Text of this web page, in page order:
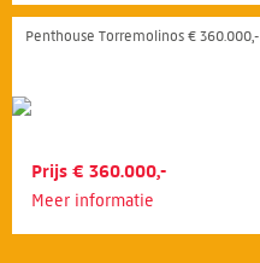
Penthouse Torremolinos € 360.000,-
Prijs € 360.000,-
Meer informatie